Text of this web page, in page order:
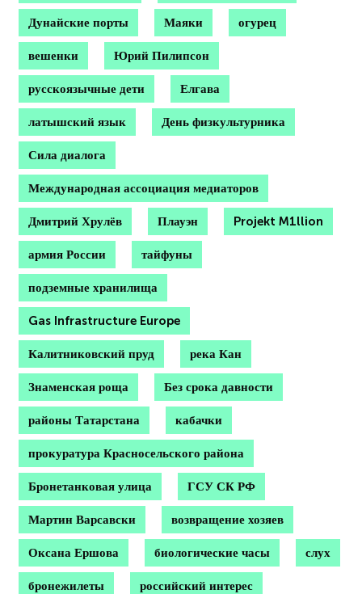
Дунайские порты Маяки огурец
вешенки Юрий Пилипсон
русскоязычные дети Елгава
латышский язык День физкультурника
Сила диалога
Международная ассоциация медиаторов
Дмитрий Хрулёв Плауэн Projekt M1llion
армия России тайфуны
подземные хранилища
Gas Infrastructure Europe
Калитниковский пруд река Кан
Знаменская роща Без срока давности
районы Татарстана кабачки
прокуратура Красносельского района
Бронетанковая улица ГСУ СК РФ
Мартин Варсавски возвращение хозяев
Оксана Ершова биологические часы слух
бронежилеты российский интерес